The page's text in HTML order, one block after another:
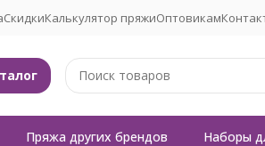
СкидкиКалькулятор пряжиОптовикам
Пряжа других брендов Наборы